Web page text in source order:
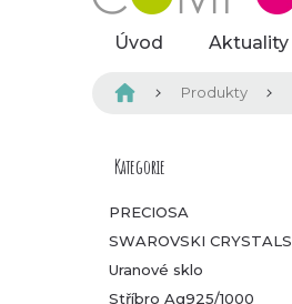
Úvod Aktuality
Domů Produkty
P
o
s
Přeskočit
Kategorie
PRECIOSA
SWAROVSKI CRYSTALS
Uranové sklo
Stříbro Ag925/1000